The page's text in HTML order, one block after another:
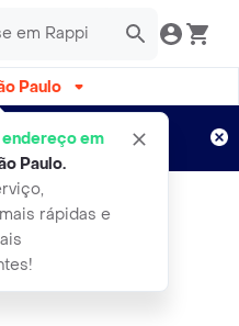
Paulo
endereço em
Paulo.
rápidas e
15 dias!
Aplicam T&C
30